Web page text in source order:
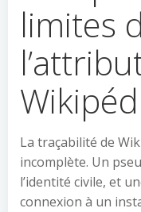
limites
La traçabilité de
incomplète. Un
l’identité civile, et
connexion à un